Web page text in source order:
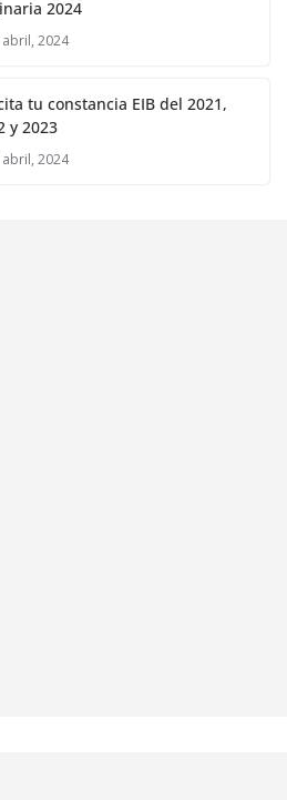
2024
abril, 2024
tu constancia EIB del 2021,
y 2023
abril, 2024